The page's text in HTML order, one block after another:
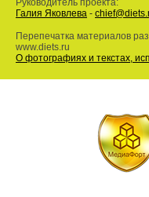
Руководитель проекта:
Галия Яковлева -
Перепечатка материалов
www.diets.ru
О фотографиях и текстах,